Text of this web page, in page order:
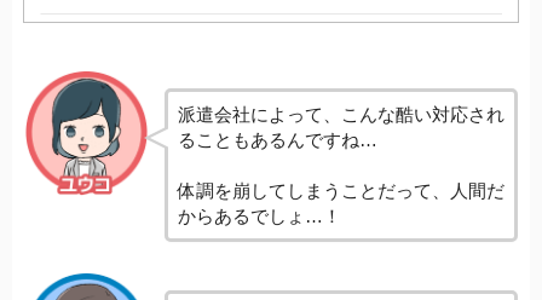
派遣会社によって、こんな酷い対応され
ることもあるんですね…
体調を崩してしまうことだって、人間だ
からあるでしょ…！